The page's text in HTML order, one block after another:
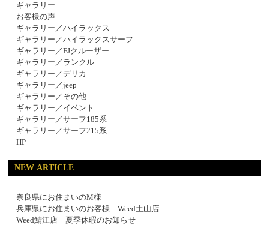
ギャラリー
お客様の声
ギャラリー／ハイラックス
ギャラリー／ハイラックスサーフ
ギャラリー／FJクルーザー
ギャラリー／ランクル
ギャラリー／デリカ
ギャラリー／jeep
ギャラリー／その他
ギャラリー／イベント
ギャラリー／サーフ185系
ギャラリー／サーフ215系
HP
NEW ARTICLE
奈良県にお住まいのM様
兵庫県にお住まいのお客様 Weed土山店
Weed鯖江店 夏季休暇のお知らせ